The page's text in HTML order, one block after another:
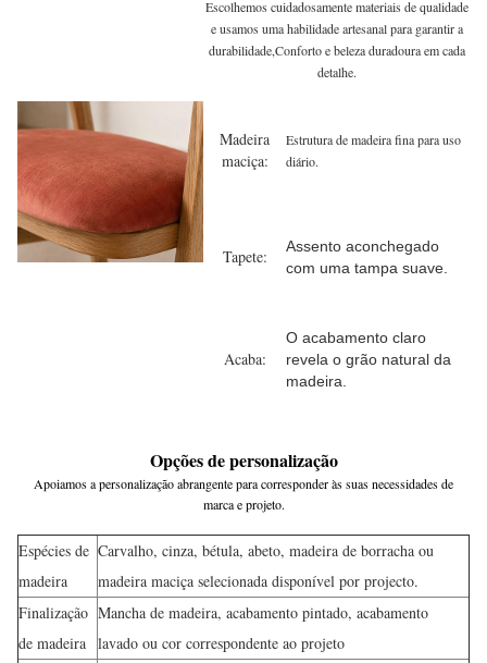
Escolhemos cuidadosamente materiais de qualidade
e usamos uma habilidade artesanal para garantir a
durabilidade,Conforto e beleza duradoura em cada
detalhe.
Madeira
maciça:
Estrutura de madeira fina para uso
diário.
Tapete:
Assento aconchegado
com uma tampa suave.
Acaba:
O acabamento claro
revela o grão natural da
madeira.
Opções de personalização
Apoiamos a personalização abrangente para corresponder às suas necessidades de
marca e projeto.
Espécies de
madeira
Carvalho, cinza, bétula, abeto, madeira de borracha ou
madeira maciça selecionada disponível por projecto.
Finalização
de madeira
Mancha de madeira, acabamento pintado, acabamento
lavado ou cor correspondente ao projeto